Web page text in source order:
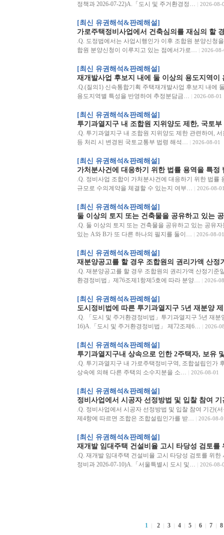
정책과 2026-07-22)A.「도시 및 주거환경정…
2026-08-
[최신 유권해석&판례해설]
가로주택정비사업에서 건축심의를 재심의 할
.Q. 도정법에서는 사업시행인가 이후 조합원 분양신청
합원 분양신청이 이루지고 있는 점에서가로…
2026-
[최신 유권해석&판례해설]
재개발사업 후보지 내에 둘 이상의 용도지역이
.Q.(질의1) 신속통합기획 주택재개발사업 후보지 내에
용도지역별 특성을 반영하여 추정분담금…
2026-08-01
[최신 유권해석&판례해설]
투기과열지구 내 조합원 지위양도 제한, 국토
.Q. 투기과열지구 내 조합원 지위양도 제한 관련하여,
등 처리 시 변경된 국토교통부 법령 해석…
2026-08-01
[최신 유권해석&판례해설]
가처분사건에 대응하기 위한 법률 용역을 특
.Q. 정비사업 조합이 가처분사건에 대응하기 위한 법률
규모로 수의계약을 체결할 수 있는지 여부…
2026-08-
[최신 유권해석&판례해설]
둘 이상의 토지 또는 건축물을 공유하고 있는
.Q. 둘 이상의 토지 또는 건축물을 공유하고 있는 공유
있는 A와 B가 또 다른 하나의 필지를 둘이…
2026-08-01
[최신 유권해석&판례해설]
재분양공고를 할 경우 조합원의 권리가액 산정
.Q. 재분양공고를 할 경우 조합원의 권리가액 산정기준
환경정비법」제76조제1항제5호에 따라 분양…
2026-
[최신 유권해석&판례해설]
도시정비법에 따른 투기과열지구 5년 재분양
.Q. 「도시 및 주거환경정비법」투기과열지구 5년 재
16)A.「도시 및 주거환경정비법」 제72조제6…
2026-
[최신 유권해석&판례해설]
투기과열지구내 상속으로 인한 2주택자, 보유
.Q. 투기과열지구 내 가로주택정비구역, 조합설립인가
상속에 의해 다른 주택의 소수지분을 소…
2026-08-01
[최신 유권해석&판례해설]
정비사업에서 시공자 선정방법 및 입찰 참여 기
.Q. 정비사업에서 시공자 선정방법 및 입찰 참여 기간(
제4항에 따르면 조합은 조합설립인가를 받…
2026-08-
[최신 유권해석&판례해설]
재개발 임대주택 건설비율 고시 타당성 검토
.Q. 재개발 임대주택 건설비율 고시 타당성 검토를 위
정비과 2026-07-10)A.「서울특별시 도시 및…
2026-08-
1 2 3 4 5 6 7 8